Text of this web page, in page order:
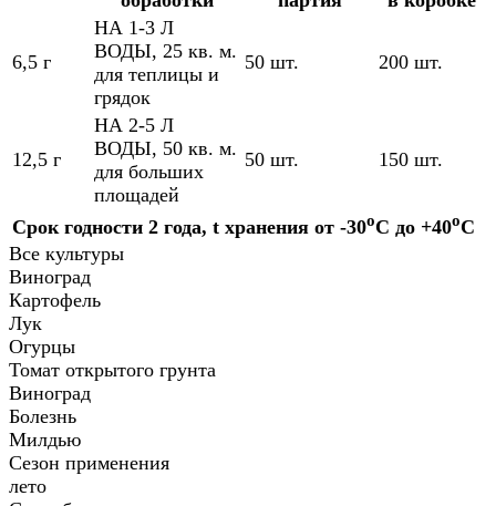
Срок годности 2 года, t хранения от -30oC до +40oC
6,5 г
НА 1-3 Л
ВОДЫ, 25 кв. м.
для теплицы и
грядок
50 шт. 200 шт.
12,5 г
НА 2-5 Л
ВОДЫ, 50 кв. м.
для больших
площадей
50 шт. 150 шт.
Все культуры
Виноград
Картофель
Лук
Огурцы
Томат открытого грунта
Виноград
Болезнь
Милдью
Сезон применения
лето